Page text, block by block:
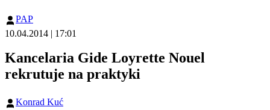
PAP
10.04.2014 | 17:01
Kancelaria Gide Loyrette Nouel
rekrutuje na praktyki
Konrad Kuć